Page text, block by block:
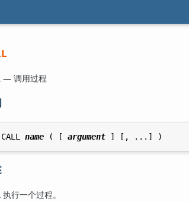
— 调用过程
CALL name ( [ argument
执行一个过程。